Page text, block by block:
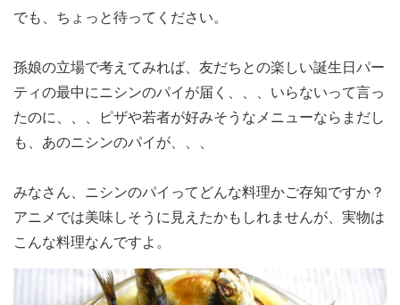
でも、ちょっと待ってください。
孫娘の立場で考えてみれば、友だちとの楽しい誕生日パー
ティの最中にニシンのパイが届く、、、いらないって言っ
たのに、、、ピザや若者が好みそうなメニューならまだし
も、あのニシンのパイが、、、
みなさん、ニシンのパイってどんな料理かご存知ですか？
アニメでは美味しそうに見えたかもしれませんが、実物は
こんな料理なんですよ。